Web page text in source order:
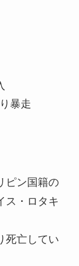
暴走
ピン国籍の
ス・ロタキ
死亡してい